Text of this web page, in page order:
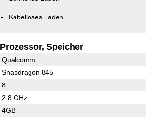
Kabelloses Laden
Prozessor, Speicher
Qualcomm
Snapdragon 845
8
2.8 GHz
4GB